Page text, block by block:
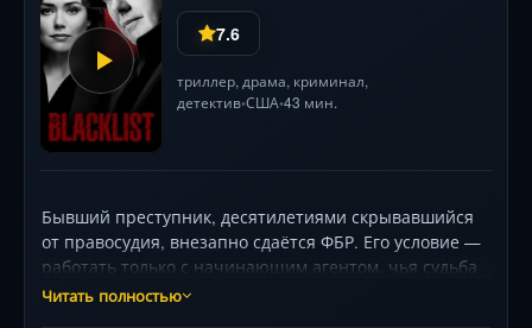
7.6
триллер, драма, криминал,
детектив•США•43 мин.
Бывший преступник, десятилетиями скрывавшийся
от правосудия, внезапно сдаётся ФБР. Его условие —
работать только с начинающим агентом, чья судьба
необъяснимо переплетена с его прошлым. Взамен он
Читать полностью